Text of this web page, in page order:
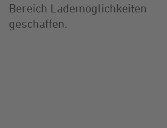
Bereich Lademöglichkeiten
geschaffen.